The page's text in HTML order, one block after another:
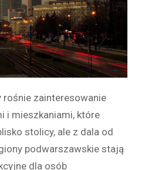
rośnie zainteresowanie
i mieszkaniami, które
stolicy, ale z dala od
podwarszawskie stają
dla osób